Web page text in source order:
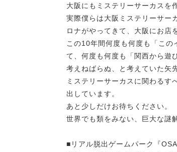
大阪にもミステリーサーカスを
実際僕らは大阪ミステリーサー
ロナがやってきて、大阪にお店
この10年間何度も何度も「こ
て、何度も何度も「関西から遊
考えねばらぬ、と考えていた矢
ミステリーサーカスに関わるす
出しています。
あと少しだけお待ちください。
世界でも類をみない、巨大な謎
■リアル脱出ゲームパーク『